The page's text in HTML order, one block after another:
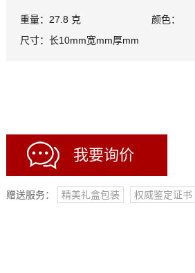
重量：27.8 克 颜色：
尺寸：长10mm宽mm厚mm
我要询价
赠送服务： 精美礼盒包装 权威鉴定证书